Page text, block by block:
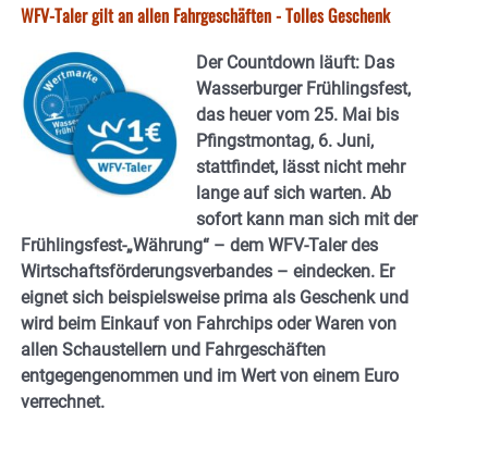
WFV-Taler gilt an allen Fahrgeschäften - Tolles Geschenk
Der Countdown läuft: Das
Wasserburger Frühlingsfest,
das heuer vom 25. Mai bis
Pfingstmontag, 6. Juni,
stattfindet, lässt nicht mehr
lange auf sich warten. Ab
sofort kann man sich mit der
Frühlingsfest-„Währung“ – dem WFV-Taler des
Wirtschaftsförderungsverbandes – eindecken. Er
eignet sich beispielsweise prima als Geschenk und
wird beim Einkauf von Fahrchips oder Waren von
allen Schaustellern und Fahrgeschäften
entgegengenommen und im Wert von einem Euro
verrechnet.